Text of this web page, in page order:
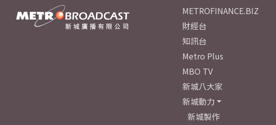
METROFINANCE.BIZ
財經台
知訊台
Metro Plus
MBO TV
新城八大家
新城動力
新城製作